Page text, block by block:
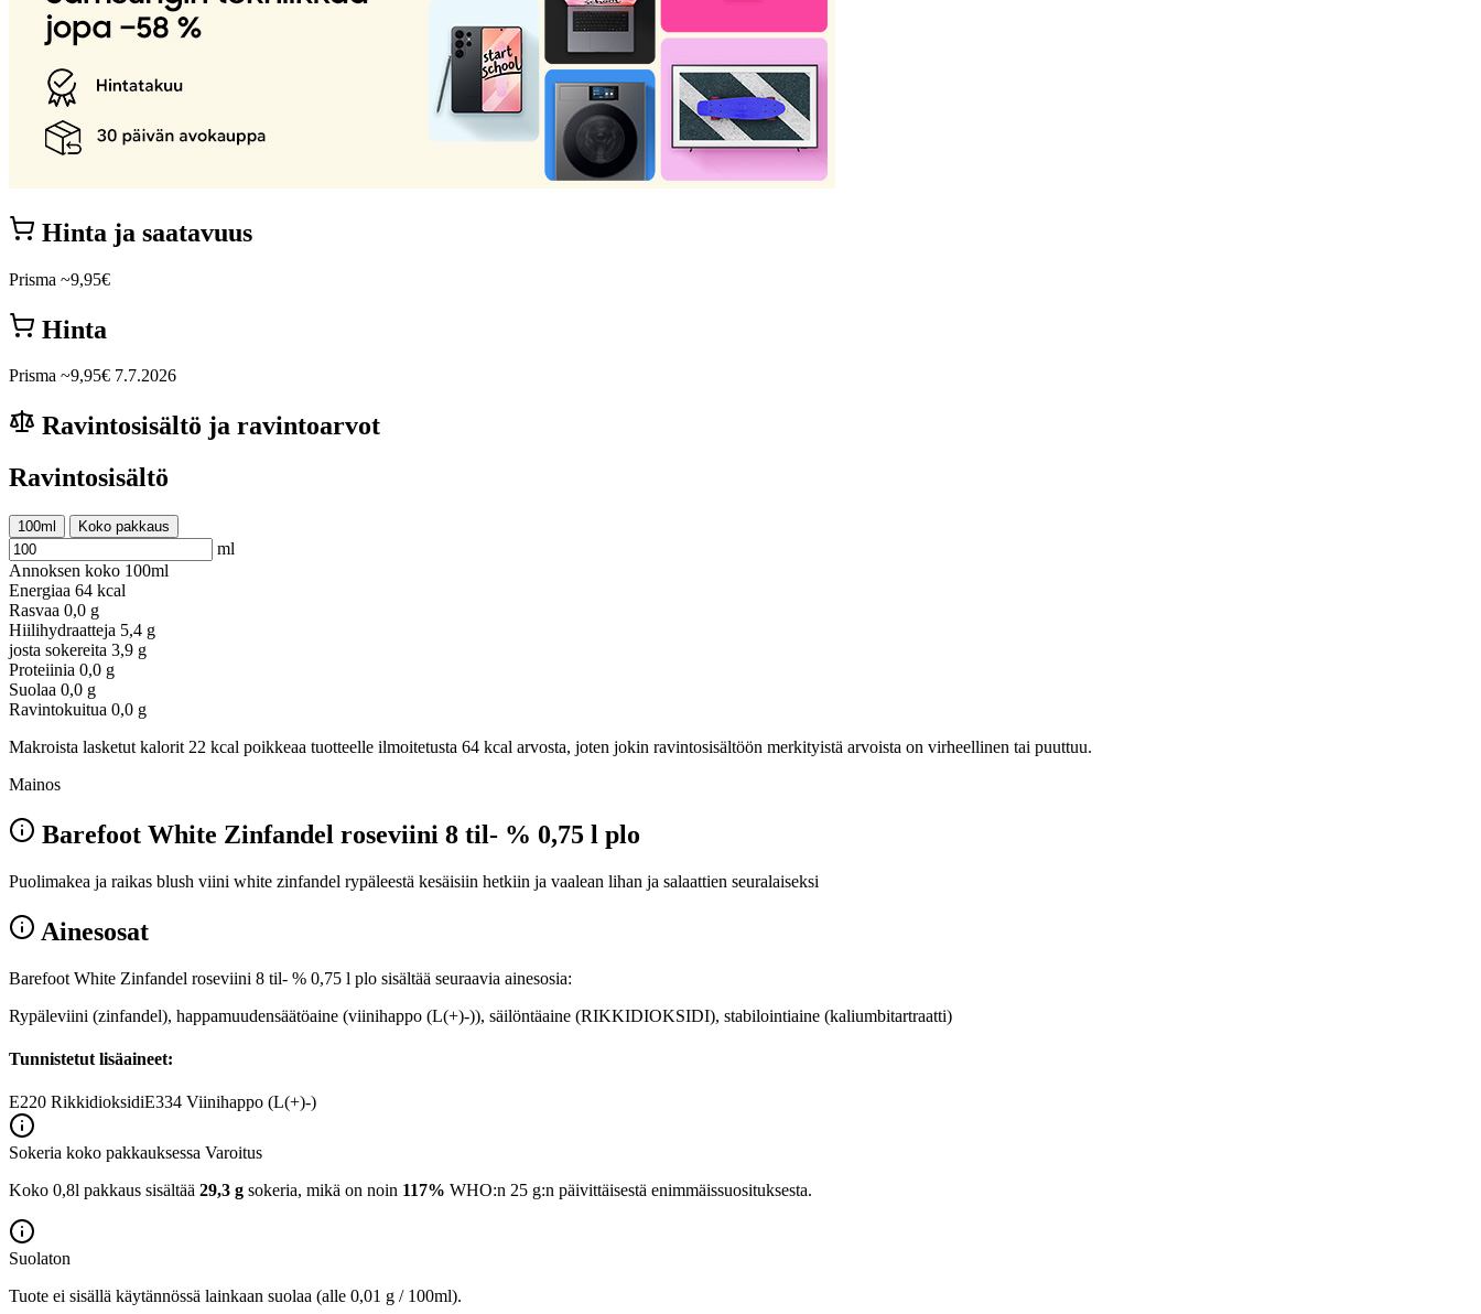
Hinta ja saatavuus
Prisma ~9,95€
Hinta
Prisma ~9,95€ 7.7.2026
Ravintosisältö ja ravintoarvot
Ravintosisältö
100ml Koko pakkaus
ml
Annoksen koko 100ml
Energiaa 64 kcal
Rasvaa 0,0 g
Hiilihydraatteja 5,4 g
josta sokereita 3,9 g
Proteiinia 0,0 g
Suolaa 0,0 g
Ravintokuitua 0,0 g
Makroista lasketut kalorit 22 kcal poikkeaa tuotteelle ilmoitetusta 64 kcal arvosta, joten jokin ravintosisältöön merkityistä arvoista on virheellinen tai puuttuu.
Mainos
Barefoot White Zinfandel roseviini 8 til- % 0,75 l plo
Puolimakea ja raikas blush viini white zinfandel rypäleestä kesäisiin hetkiin ja vaalean lihan ja salaattien seuralaiseksi
Ainesosat
Barefoot White Zinfandel roseviini 8 til- % 0,75 l plo sisältää seuraavia ainesosia:
Rypäleviini (zinfandel), happamuudensäätöaine (viinihappo (L(+)-)), säilöntäaine (RIKKIDIOKSIDI), stabilointiaine (kaliumbitartraatti)
Tunnistetut lisäaineet:
E220 RikkidioksidiE334 Viinihappo (L(+)-)
Sokeria koko pakkauksessa Varoitus
Koko 0,8l pakkaus sisältää 29,3 g sokeria, mikä on noin 117% WHO:n 25 g:n päivittäisestä enimmäissuosituksesta.
Suolaton
Tuote ei sisällä käytännössä lainkaan suolaa (alle 0,01 g / 100ml).